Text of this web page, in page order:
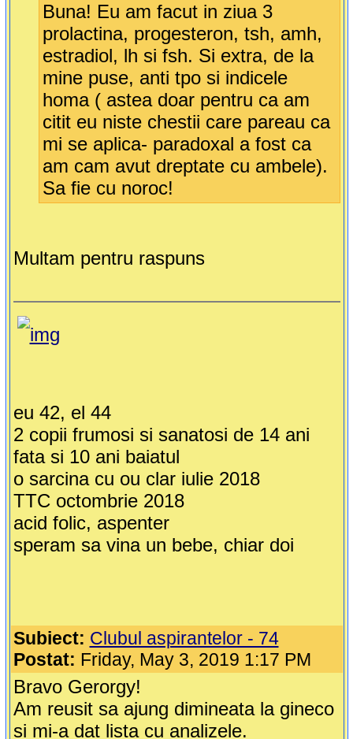
Buna! Eu am facut in ziua 3
prolactina, progesteron, tsh, amh,
estradiol, lh si fsh. Si extra, de la
mine puse, anti tpo si indicele
homa ( astea doar pentru ca am
citit eu niste chestii care pareau ca
mi se aplica- paradoxal a fost ca
am cam avut dreptate cu ambele).
Sa fie cu noroc!
Multam pentru raspuns
eu 42, el 44
2 copii frumosi si sanatosi de 14 ani
fata si 10 ani baiatul
o sarcina cu ou clar iulie 2018
TTC octombrie 2018
acid folic, aspenter
speram sa vina un bebe, chiar doi
Subiect: Clubul aspirantelor - 74
Postat: Friday, May 3, 2019 1:17 PM
Bravo Gerorgy!
Am reusit sa ajung dimineata la gineco
si mi-a dat lista cu analizele.